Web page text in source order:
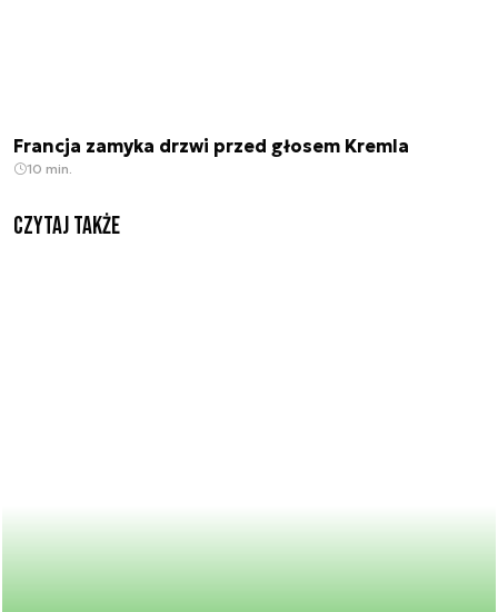
Francja zamyka drzwi przed głosem Kremla
10 min.
Czytaj także